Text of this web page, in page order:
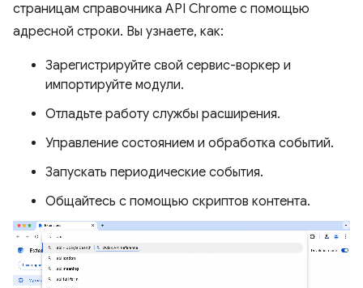
страницам справочника API Chrome с помощью
адресной строки. Вы узнаете, как:
Зарегистрируйте свой сервис-воркер и
импортируйте модули.
Отладьте работу службы расширения.
Управление состоянием и обработка событий.
Запускать периодические события.
Общайтесь с помощью скриптов контента.